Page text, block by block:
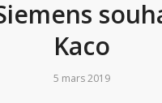
Kaco
5 mars 2019